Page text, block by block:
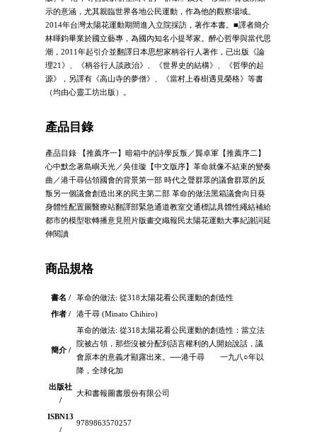
示的意涵，尤其親臨世界各地公民運動，作為他的觀察場域。
2014年台灣太陽花運動期間進入立院採訪，著作本書。■譯者簡介
林暉鈞畢業於國立藝專，為國內知名小提琴家。醉心哲學與當代思
潮，2011年起引介並翻譯日本思想家柄谷行人著作，已出版《論
理21》、《柄谷行人談政治》、《世界史的結構》、《哲學的起
源》，另譯有《高山寺的夢僧》、《當村上春樹遇見榮格》等書
（均由心靈工坊出版）。
產品目錄
產品目錄 【推薦序一】暗箱中的詩學反叛／龔卓軍【推薦序二】
心中默念著島嶼天光／吳佳璇【中文版序】革命就像不結束的變奏
曲／港千尋佔領國會的背景第一部 時代之聲群眾的議會群眾的反
叛另一個議會創造出來的民主第二部 革命的做法黑箱議會向日葵
身體性配置圖醫療站翻譯部緊急通道教室交通標誌具體性繩結補給
都市的模型歌轉播意見照片版畫交織報民太陽花運動大事紀謝詞延
伸閱讀
商品規格
書名 /
革命的做法: 從318太陽花看公民運動的創造性
作者 /
港千尋 (Minato Chihiro)
簡介 /
革命的做法: 從318太陽花看公民運動的創造性：當立法
院被占領，那些沒被分配到語言權利的人開始說話，議
會原本的意義才顯露出來。──港千尋 一九八○年以
降，全球化加
出版社
/
大和書報圖書股份有限公司
ISBN13
/
9789863570257